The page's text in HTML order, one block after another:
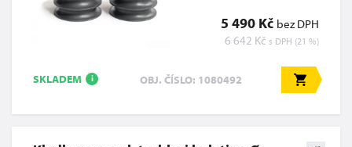
5 490 Kč bez DPH
6 642 Kč s DPH (21 %)
SKLADEM i OBJ. ČÍSLO: 1080492